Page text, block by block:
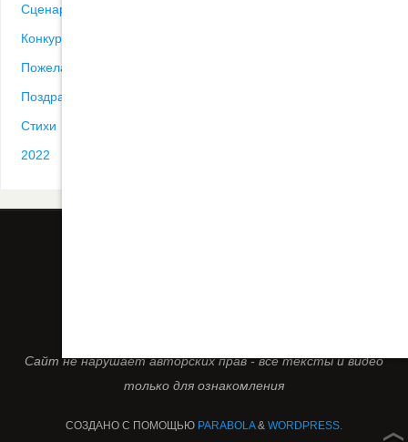
Сценарии
Конкурсы
Пожелания
Поздравления
Стихи
2022
Сайт не нарушает авторских прав - все тексты и видео
только для ознакомления
СОЗДАНО С ПОМОЩЬЮ PARABOLA& WORDPRESS.